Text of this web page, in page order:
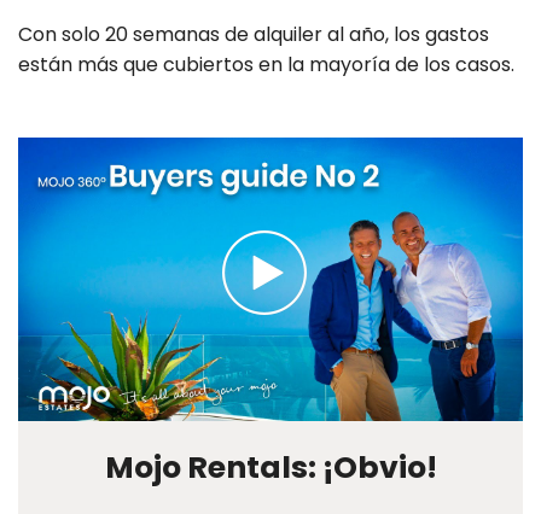
Con solo 20 semanas de alquiler al año, los gastos
están más que cubiertos en la mayoría de los casos.
Mojo Rentals: ¡Obvio!